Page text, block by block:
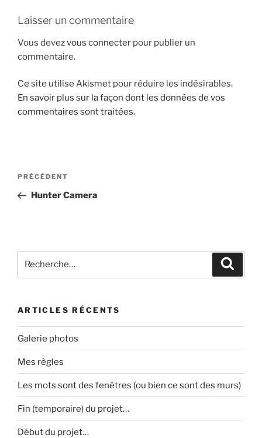
Laisser un commentaire
Vous devezvous connecter pour publier un
commentaire.
Ce site utilise Akismet pour réduire les indésirables.
En savoir plus sur la façon dont les données de vos
commentaires sont traitées.
Navigation
l’article
Article
précédent
PRÉCÉDENT
Hunter Camera
pour
ARTICLES RÉCENTS
Galerie photos
Mes règles
Les mots sont des fenêtres (ou bien ce sont des murs)
Fin (temporaire) du projet…
Début du projet…